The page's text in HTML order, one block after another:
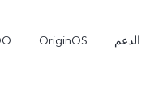
الدعم OriginOS